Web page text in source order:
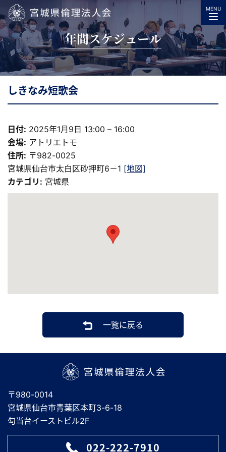
宮城県倫理法人会
MENU
年間スケジュール
しきなみ短歌会
日付: 2025年1月9日 13:00 – 16:00
会場: アトリエトモ
住所: 〒982-0025
宮城県仙台市太白区砂押町6－1 [地図]
カテゴリ: 宮城県
一覧に戻る
〒980-0014
宮城県仙台市青葉区本町3-6-18
勾当台イーストビル2F
022-222-7910